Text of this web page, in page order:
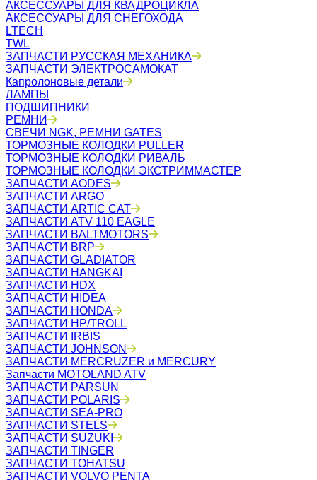
АКСЕССУАРЫ ДЛЯ КВАДРОЦИКЛА
АКСЕССУАРЫ ДЛЯ СНЕГОХОДА
LTECH
TWL
ЗАПЧАСТИ РУССКАЯ МЕХАНИКА
ЗАПЧАСТИ ЭЛЕКТРОСАМОКАТ
Капролоновые детали
ЛАМПЫ
ПОДШИПНИКИ
РЕМНИ
СВЕЧИ NGK, РЕМНИ GATES
ТОРМОЗНЫЕ КОЛОДКИ PULLER
ТОРМОЗНЫЕ КОЛОДКИ РИВАЛЬ
ТОРМОЗНЫЕ КОЛОДКИ ЭКСТРИММАСТЕР
ЗАПЧАСТИ AODES
ЗАПЧАСТИ ARGO
ЗАПЧАСТИ ARTIC CAT
ЗАПЧАСТИ ATV 110 EAGLE
ЗАПЧАСТИ BALTMOTORS
ЗАПЧАСТИ BRP
ЗАПЧАСТИ GLADIATOR
ЗАПЧАСТИ HANGKAI
ЗАПЧАСТИ HDX
ЗАПЧАСТИ HIDEA
ЗАПЧАСТИ HONDA
ЗАПЧАСТИ HP/TROLL
ЗАПЧАСТИ IRBIS
ЗАПЧАСТИ JOHNSON
ЗАПЧАСТИ MERCRUZER и MERCURY
Запчасти MOTOLAND ATV
ЗАПЧАСТИ PARSUN
ЗАПЧАСТИ POLARIS
ЗАПЧАСТИ SEA-PRO
ЗАПЧАСТИ STELS
ЗАПЧАСТИ SUZUKI
ЗАПЧАСТИ TINGER
ЗАПЧАСТИ TOHATSU
ЗАПЧАСТИ VOLVO PENTA